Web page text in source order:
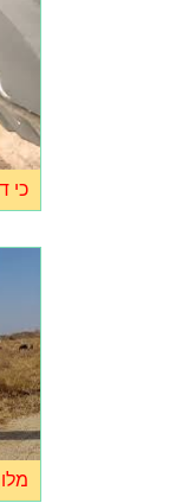
כי